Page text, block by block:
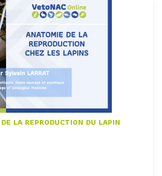
LA REPRODUCTION DU LAPIN